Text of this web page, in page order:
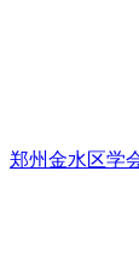
郑州金水区学